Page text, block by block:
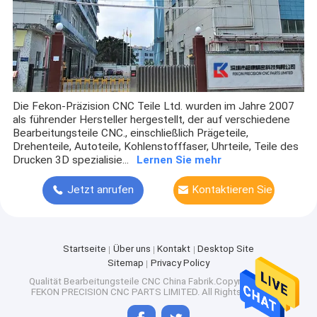
Die Fekon-Präzision CNC Teile Ltd. wurden im Jahre 2007
als führender Hersteller hergestellt, der auf verschiedene
Bearbeitungsteile CNC., einschließlich Prägeteile,
Drehenteile, Autoteile, Kohlenstofffaser, Uhrteile, Teile des
Drucken 3D spezialisie...
Lernen Sie mehr
Jetzt anrufen Kontaktieren Sie
Startseite Über uns Kontakt
Desktop Site
Sitemap
Privacy Policy
Qualität Bearbeitungsteile CNC China Fabrik.Copyright © 2026
FEKON PRECISION CNC PARTS LIMITED. All Rights Reserved.